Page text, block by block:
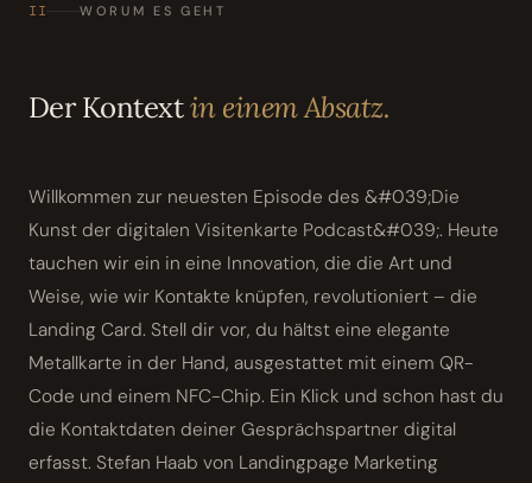
II WORUM ES GEHT
Der Kontextin einem Absatz.
Willkommen zur neuesten Episode des &#039;Die
Kunst der digitalen Visitenkarte Podcast&#039;. Heute
tauchen wir ein in eine Innovation, die die Art und
Weise, wie wir Kontakte knüpfen, revolutioniert – die
Landing Card. Stell dir vor, du hältst eine elegante
Metallkarte in der Hand, ausgestattet mit einem QR-
Code und einem NFC-Chip. Ein Klick und schon hast du
die Kontaktdaten deiner Gesprächspartner digital
erfasst. Stefan Haab von Landingpage Marketing